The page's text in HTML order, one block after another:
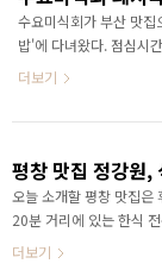
는 이름에서 아주 작고
데, 사진에서처럼 다리집
어 주차장도 있다. 처음
리. 그런데 이곳엔 세트
수요미식회가 부산 맛
밥'에 다녀왔다. 점심시
이 줄서서 먹는 맛집의
도에서는 철길을 통과하
타지 사람들은 좌천역에
각할 수 있다. 하지만 범
를 삶는 솥과 먹음직스러
더보기
평창 맛집 정강원,
오늘 소개할 평창 맛집은
20분 거리에 있는 한식
국음식문화체험관 내에
더보기